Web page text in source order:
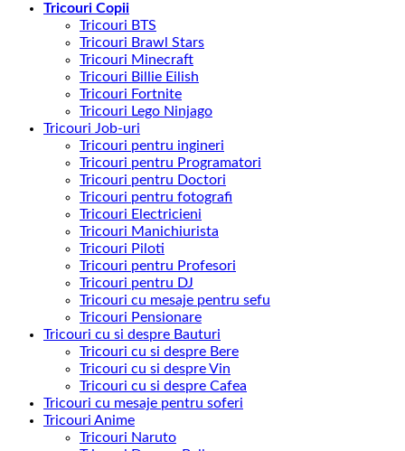
Tricouri Copii
Tricouri BTS
Tricouri Brawl Stars
Tricouri Minecraft
Tricouri Billie Eilish
Tricouri Fortnite
Tricouri Lego Ninjago
Tricouri Job-uri
Tricouri pentru ingineri
Tricouri pentru Programatori
Tricouri pentru Doctori
Tricouri pentru fotografi
Tricouri Electricieni
Tricouri Manichiurista
Tricouri Piloti
Tricouri pentru Profesori
Tricouri pentru DJ
Tricouri cu mesaje pentru sefu
Tricouri Pensionare
Tricouri cu si despre Bauturi
Tricouri cu si despre Bere
Tricouri cu si despre Vin
Tricouri cu si despre Cafea
Tricouri cu mesaje pentru soferi
Tricouri Anime
Tricouri Naruto